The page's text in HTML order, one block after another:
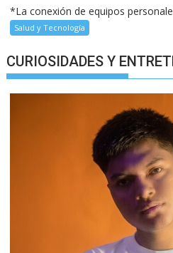
*La conexión de equipos
Salud y Tecnología
CURIOSIDADES Y